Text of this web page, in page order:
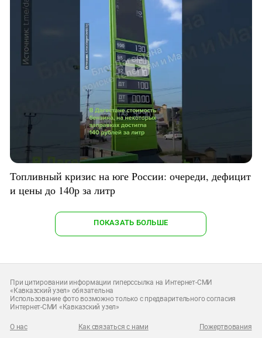
Топливный кризис на юге России: очереди, дефицит
и цены до 140р за литр
ПОКАЗАТЬ БОЛЬШЕ
При цитировании информации гиперссылка на Интернет-СМИ
«Кавказский узел» обязательна
Использование фото возможно только с предварительного согласия
Интернет-СМИ «Кавказский узел»
О нас Как связаться с нами Пожертвования